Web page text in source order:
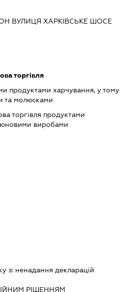
ВУЛИЦЯ ХАРКІВСЬКЕ ШОСЕ
торгівля
продуктами харчування, у тому
та молюсками
торгівля продуктами
виробами
з: ненадання декларацiй
РIШЕННЯМ